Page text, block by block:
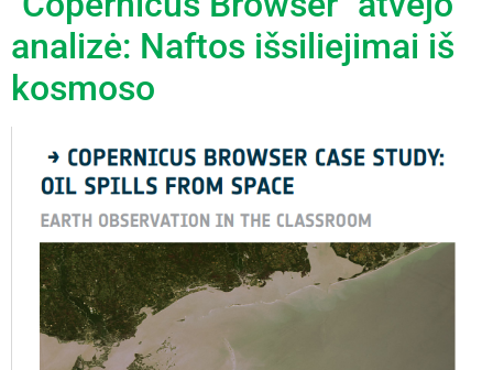
analizė: Naftos išsiliejimai iš
kosmoso